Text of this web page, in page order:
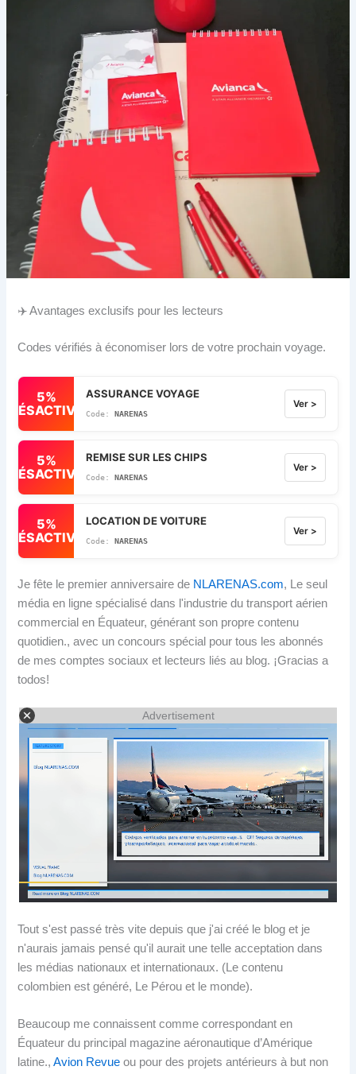
✈️ Avantages exclusifs pour les lecteurs
Codes vérifiés à économiser lors de votre prochain voyage.
5%
DÉSACTIVÉ
ASSURANCE VOYAGE
NARENAS
Ver >
5%
DÉSACTIVÉ
REMISE SUR LES CHIPS
NARENAS
Ver >
5%
DÉSACTIVÉ
LOCATION DE VOITURE
NARENAS
Ver >
Je fête le premier anniversaire de NLARENAS.com, Le seul
média en ligne spécialisé dans l'industrie du transport aérien
commercial en Équateur, générant son propre contenu
quotidien., avec un concours spécial pour tous les abonnés
de mes comptes sociaux et lecteurs liés au blog. ¡Gracias a
todos!
Advertisement
Tout s'est passé très vite depuis que j'ai créé le blog et je
n'aurais jamais pensé qu'il aurait une telle acceptation dans
les médias nationaux et internationaux. (Le contenu
colombien est généré, Le Pérou et le monde).
Beaucoup me connaissent comme correspondant en
Équateur du principal magazine aéronautique d’Amérique
latine.,Avion Revue ou pour des projets antérieurs à but non